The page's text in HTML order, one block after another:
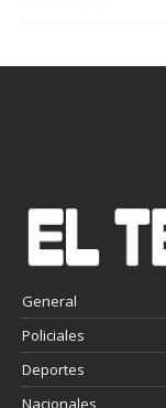
General
Policiales
Deportes
Nacionales